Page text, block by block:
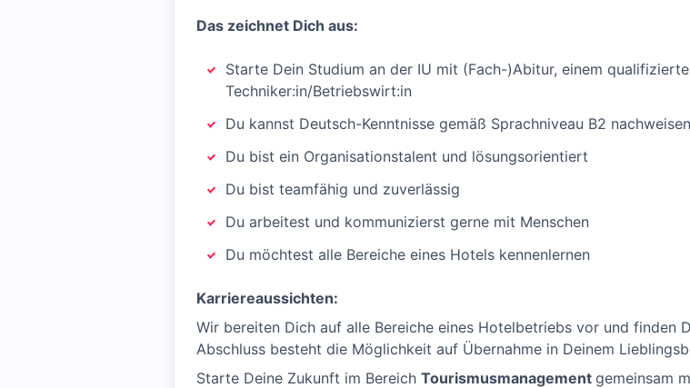
Das zeichnet Dich aus:
Starte Dein Studium an der IU mit (Fach-)Abitur, einem
Techniker:in/Betriebswirt:in
Du kannst Deutsch-Kenntnisse gemäß Sprachniveau B2 nachweisen
Du bist ein Organisationstalent und lösungsorientiert
Du bist teamfähig und zuverlässig
Du arbeitest und kommunizierst gerne mit Menschen
Du möchtest alle Bereiche eines Hotels kennenlernen
Karriereaussichten:
Wir bereiten Dich auf alle Bereiche eines Hotelbetriebs vor und finden
Abschluss besteht die Möglichkeit auf Übernahme in Deinem
Starte Deine Zukunft im Bereich Tourismusmanagement gemeinsam